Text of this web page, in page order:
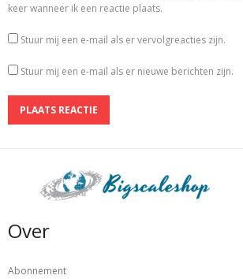
keer wanneer ik een reactie plaats.
Stuur mij een e-mail als er vervolgreacties zijn.
Stuur mij een e-mail als er nieuwe berichten zijn.
Over
Abonnement